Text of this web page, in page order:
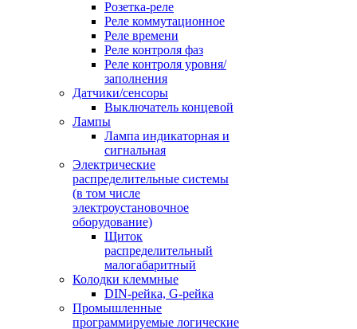
Розетка-реле
Реле коммутационное
Реле времени
Реле контроля фаз
Реле контроля уровня/
заполнения
Датчики/сенсоры
Выключатель концевой
Лампы
Лампа индикаторная и
сигнальная
Электрические
распределительные системы
(в том числе
электроустановочное
оборудование)
Щиток
распределительный
малогабаритный
Колодки клеммные
DIN-рейка, G-рейка
Промышленные
программируемые логические